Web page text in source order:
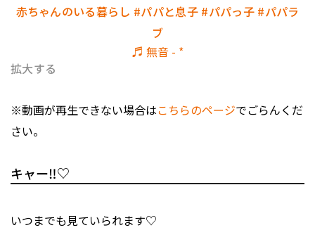
赤ちゃんのいる暮らし #パパと息子 #パパっ子 #パパラ
ブ
♬ 無音 - *
拡大する
※動画が再生できない場合はこちらのページでごらんくだ
さい。
キャー‼♡
いつまでも見ていられます♡